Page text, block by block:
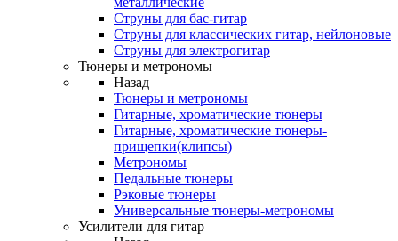
Струны для бас-гитар
Струны для классических гитар, нейлоновые
Струны для электрогитар
Тюнеры и метрономы
Назад
Тюнеры и метрономы
Гитарные, хроматические тюнеры
Гитарные, хроматические тюнеры-
прищепки(клипсы)
Метрономы
Педальные тюнеры
Рэковые тюнеры
Универсальные тюнеры-метрономы
Усилители для гитар